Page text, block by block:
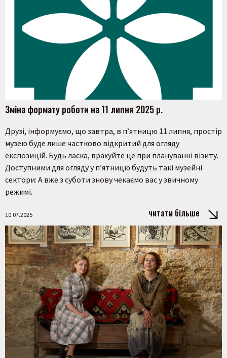
Зміна формату роботи на 11 липня 2025 р.
Друзі, інформуємо, що завтра, в п’ятницю 11 липня, простір
музею буде лише частково відкритий для огляду
експозицій. Будь ласка, врахуйте це при плануванні візиту.
Доступними для огляду у п’ятницю будуть такі музейні
сектори: А вже з суботи знову чекаємо вас у звичному
режимі.
10.07.2025 читати більше